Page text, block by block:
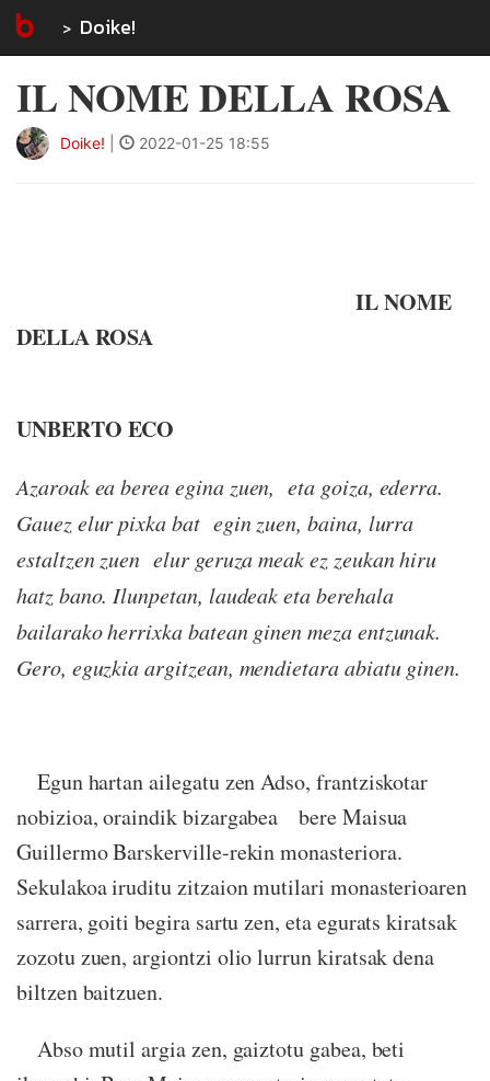
Doike!
IL NOME DELLA ROSA
Doike! 2022-01-25 18:55
IL NOME
DELLA ROSA
UNBERTO ECO
Azaroak ea berea egina zuen, eta goiza, ederra.
Gauez elur pixka bat egin zuen, baina, lurra
estaltzen zuen elur geruza meak ez zeukan hiru
hatz bano. Ilunpetan, laudeak eta berehala
bailarako herrixka batean ginen meza entzunak.
Gero, eguzkia argitzean, mendietara abiatu ginen.
Egun hartan ailegatu zen Adso, frantziskotar
nobizioa, oraindik bizargabea bere Maisua
Guillermo Barskerville-rekin monasteriora.
Sekulakoa iruditu zitzaion mutilari monasterioaren
sarrera, goiti begira sartu zen, eta egurats kiratsak
zozotu zuen, argiontzi olio lurrun kiratsak dena
biltzen baitzuen.
Abso mutil argia zen, gaiztotu gabea, beti